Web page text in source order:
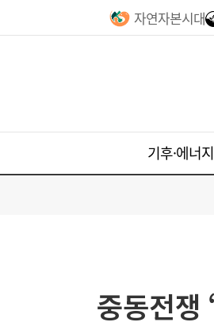
자연자본시대
기후·에너지
중동전쟁